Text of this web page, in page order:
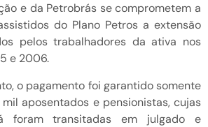
e da Petrobrás se comprometem a
do Plano Petros a extensão
pelos trabalhadores da ativa nos
e 2006.
o pagamento foi garantido somente
aposentados e pensionistas, cujas
foram transitadas em julgado e